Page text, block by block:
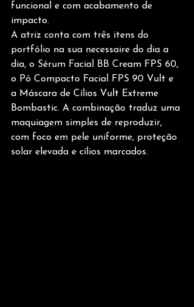
funcional e com acabamento de
impacto.
A atriz conta com três itens do
portfólio na sua necessaire do dia a
dia, o Sérum Facial BB Cream FPS 60,
o Pó Compacto Facial FPS 90 Vult e
a Máscara de Cílios Vult Extreme
Bombastic. A combinação traduz uma
maquiagem simples de reproduzir,
com foco em pele uniforme, proteção
solar elevada e cílios marcados.